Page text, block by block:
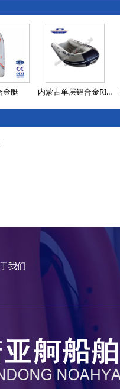
金艇 内蒙古单层铝合金RI...
我们